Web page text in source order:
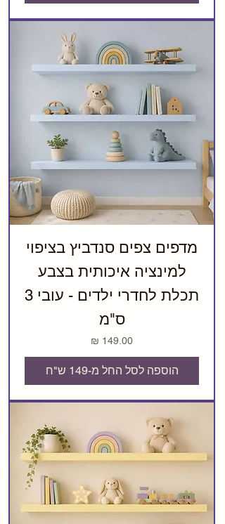
מדפים צפים סנדביץ בציפוי
למינציה איכותית בצבע
תכלת לחדרי ילדים - עובי 3
ס"מ
מחיר
הוספה לסל החל מ-149 ש"ח